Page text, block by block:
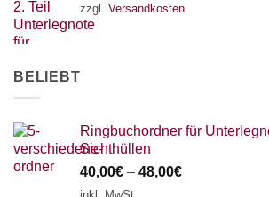
zzgl. Versandkosten
BELIEBT
Ringbuchordner für
Sichthüllen
40,00€ – 48,00€